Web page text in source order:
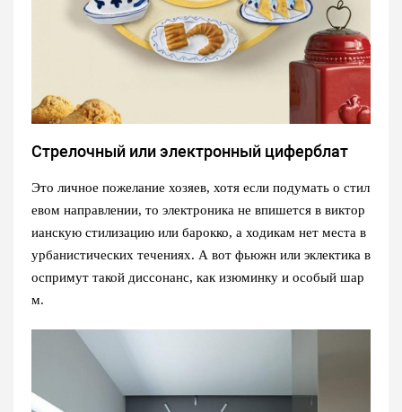
Стрелочный или электронный циферблат
Это личное пожелание хозяев, хотя если подумать о стил
евом направлении, то электроника не впишется в виктор
ианскую стилизацию или барокко, а ходикам нет места в
урбанистических течениях. А вот фьюжн или эклектика в
оспримут такой диссонанс, как изюминку и особый шар
м.